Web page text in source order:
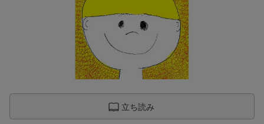
立ち読み